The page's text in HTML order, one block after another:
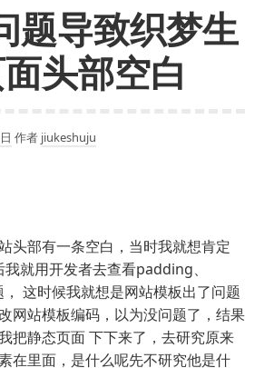
题导致织梦生
头部空白
作者 jiukeshuju
头部有一条空白，当时我就想肯定
就用开发者去查看padding、
这时候我就想是网站模板出了问题
网站模板编码，以为没问题了，结果
把静态页面 下下来了，去研究原来
在里面，是什么呢先不研究他是什